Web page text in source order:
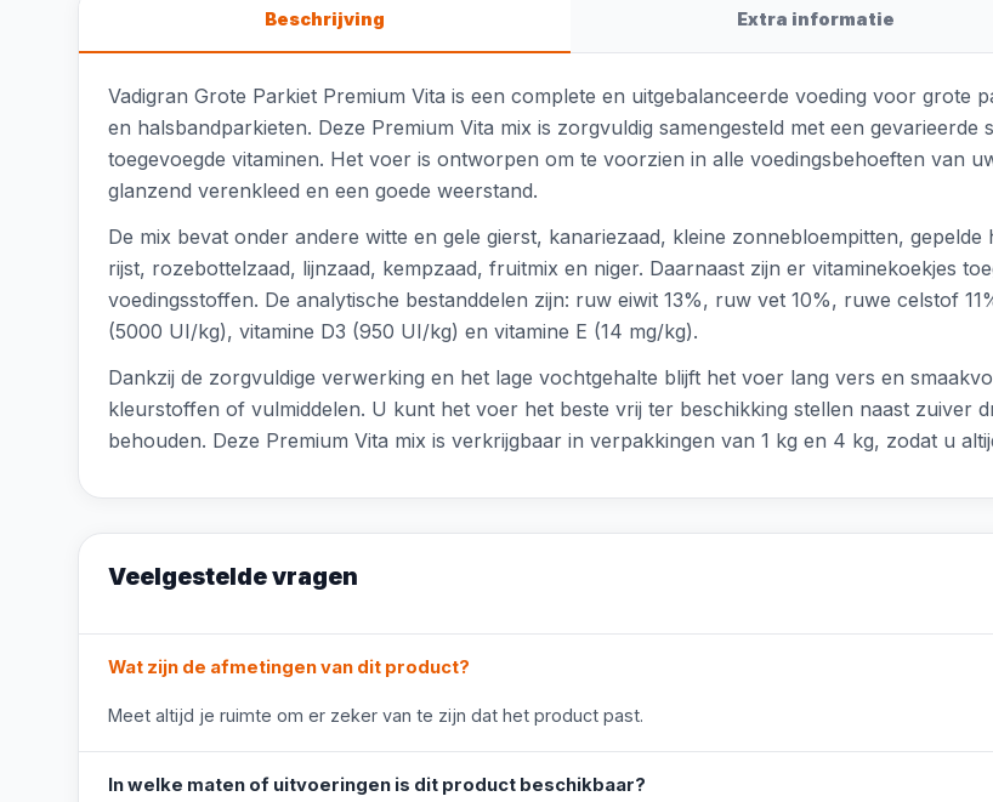
Beschrijving Extra informatie
Vadigran Grote Parkiet Premium Vita is een complete en uitgebalanceerde voeding voor
en halsbandparkieten. Deze Premium Vita mix is zorgvuldig samengesteld met een
toegevoegde vitaminen. Het voer is ontworpen om te voorzien in alle voedingsbehoeften van
glanzend verenkleed en een goede weerstand.
De mix bevat onder andere witte en gele gierst, kanariezaad, kleine zonnebloempitten,
rijst, rozebottelzaad, lijnzaad, kempzaad, fruitmix en niger. Daarnaast zijn er vitaminekoekjes
voedingsstoffen. De analytische bestanddelen zijn: ruw eiwit 13%, ruw vet 10%, ruwe celstof
(5000 UI/kg), vitamine D3 (950 UI/kg) en vitamine E (14 mg/kg).
Dankzij de zorgvuldige verwerking en het lage vochtgehalte blijft het voer lang vers en
kleurstoffen of vulmiddelen. U kunt het voer het beste vrij ter beschikking stellen naast zuiver
behouden. Deze Premium Vita mix is verkrijgbaar in verpakkingen van 1 kg en 4 kg, zodat u
Veelgestelde vragen
Wat zijn de afmetingen van dit product?
Meet altijd je ruimte om er zeker van te zijn dat het product past.
In welke maten of uitvoeringen is dit product beschikbaar?